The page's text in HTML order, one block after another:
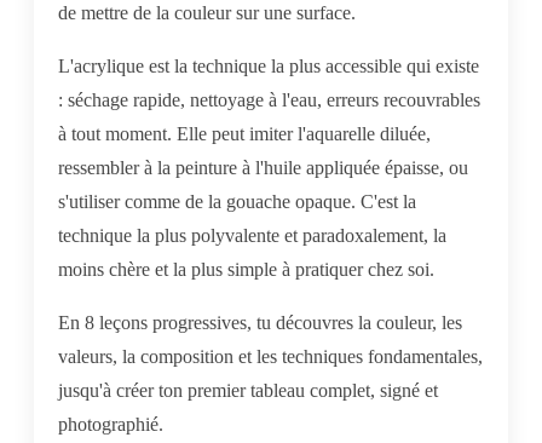
de mettre de la couleur sur une surface.
L'acrylique est la technique la plus accessible qui existe
: séchage rapide, nettoyage à l'eau, erreurs recouvrables
à tout moment. Elle peut imiter l'aquarelle diluée,
ressembler à la peinture à l'huile appliquée épaisse, ou
s'utiliser comme de la gouache opaque. C'est la
technique la plus polyvalente et paradoxalement, la
moins chère et la plus simple à pratiquer chez soi.
En 8 leçons progressives, tu découvres la couleur, les
valeurs, la composition et les techniques fondamentales,
jusqu'à créer ton premier tableau complet, signé et
photographié.